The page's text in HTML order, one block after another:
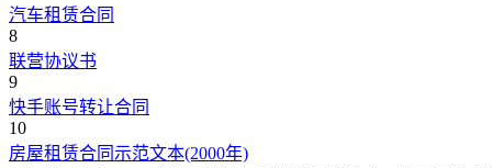
汽车租赁合同
8
联营协议书
9
快手账号转让合同
10
房屋租赁合同示范文本(2000年)